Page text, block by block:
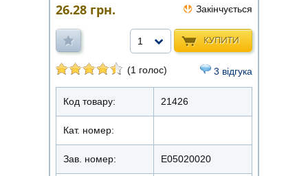
26.28 грн. Закінчується
КУПИТИ
1
(1 голос) 3 відгука
Код товару: 21426
Кат. номер:
Зав. номер: E05020020